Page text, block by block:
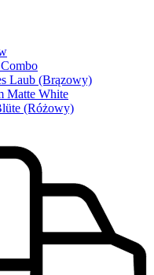
Laub (Brązowy)
Matte White
(Różowy)